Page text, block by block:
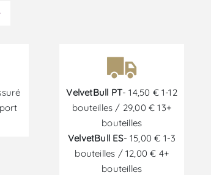
VelvetBull PT- 14,50 € 1-12
bouteilles / 29,00 € 13+
bouteilles
VelvetBull ES- 15,00 € 1-3
bouteilles / 12,00 € 4+
bouteilles